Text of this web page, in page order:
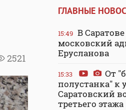
2521
ГЛАВНЫЕ
15:49 В
московский
Ерусланова
15:33
От
полустанка" к
Саратовский
третьего этажа